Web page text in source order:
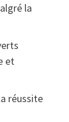
la
et
réussite